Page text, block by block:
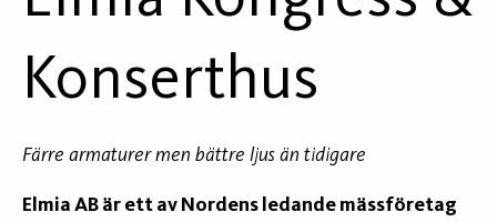
Konserthus
Färre armaturer men bättre ljus än tidigare
Elmia AB är ett av Nordens ledande mässföretag